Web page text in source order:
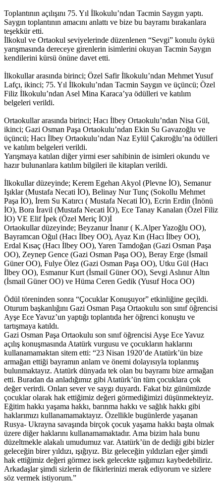
Toplantının açılışını 75. Yıl İlkokulu’ndan Tacmin Saygın yaptı.
Saygın toplantının amacını anlattı ve bize bu bayramı bırakanlara
teşekkür etti.
İlkokul ve Ortaokul seviyelerinde düzenlenen “Sevgi” konulu öykü
yarışmasında dereceye girenlerin isimlerini okuyan Tacmin Saygın
kendilerini kürsü önüne davet etti.
İlkokullar arasında birinci; Özel Safir İlkokulu’ndan Mehmet Yusuf
Lafçı, ikinci; 75. Yıl İlkokulu’ndan Tacmin Saygın ve üçüncü; Özel
Filiz İlkokulu’ndan Asel Mina Karaca’ya ödülleri ve katılım
belgeleri verildi.
Ortaokullar arasında birinci; Hacı İlbey Ortaokulu’ndan Nisa Gül,
ikinci; Gazi Osman Paşa Ortaokulu’ndan Ekin Su Gavazoğlu ve
üçüncü; Hacı İlbey Ortaokulu’ndan Naz Eylül Çakıroğlu’na ödülleri
ve katılım belgeleri verildi.
Yarışmaya katılan diğer yirmi eser sahibinin de isimleri okundu ve
hazır bulunanlara katılım bilgileri ile kitapları verildi.
İlkokullar düzeyinde; Kerem Egehan Akyol (Plevne İO), Semanur
Işıklar (Mustafa Necati İO), Belinay Nur Tunç (Sokollu Mehmet
Paşa İO), İrem Su Katırcı ( Mustafa Necati İO), Ecrin Erdin (İnönü
İO), Bora İravil (Mustafa Necati İO), Ece Tanay Kanalan (Özel Filiz
İO) VE Elif İpek (Özel Meriç İO)İ
Ortaokullar düzeyinde; Beyzanur İnanır ( K.Alper Yazoğlu OO),
Bayramcan Oğul (Hacı İlbey OO), Ayaz Kın (Hacı İlbey OO),
Erdal Kısaç (Hacı İlbey OO), Yaren Tamdoğan (Gazi Osman Paşa
OO), Zeynep Gence (Gazi Osman Paşa OO), Beray Erge (İsmail
Güner OO), Fulye Ölez (Gazi Osman Paşa OO), Utku Gül (Hacı
İlbey OO), Esmanur Kurt (İsmail Güner OO), Sevgi Aslınur Altın
(İsmail Güner OO) ve Hüma Ceren Gedik (Yusuf Hoca OO)
Ödül töreninden sonra “Çocuklar Konuşuyor” etkinliğine geçildi.
Oturum başkanlığını Gazi Osman Paşa Ortaokulu son sınıf öğrencisi
Ayşe Ece Yavuz’un yaptığı toplantıda her öğrenci konuştu ve
tartışmaya katıldı.
Gazi Osman Paşa Ortaokulu son sınıf öğrencisi Ayşe Ece Yavuz
açılış konuşmasında Atatürk vurgusu ve çocukların haklarını
kullanamamaktan sitem etti: “23 Nisan 1920’de Atatürk’ün bize
armağan ettiği bayramın anlam ve önemi dolayısıyla toplanmış
bulunmaktayız. Atatürk dünyada tek olan bu bayramı bize armağan
etti. Buradan da anladığımız gibi Atatürk’ün tüm çocuklara çok
değer verirdi. Onları sever ve saygı duyardı. Fakat biz günümüzde
çocuklar olarak hak ettiğimiz değeri görmediğimizi düşünmekteyiz.
Eğitim hakkı yaşama hakkı, barınma hakkı ve sağlık hakkı gibi
haklarımızı kullanamamaktayız. Özellikle bugünlerde yaşanan
Rusya- Ukrayna savaşında birçok çocuk yaşama hakkı başta olmak
üzere diğer haklarını kullanamamaktadır. Ama bizim hala bunu
düzeltmekle alakalı umudumuz var. Atatürk’ün de dediği gibi bizler
geleceğin birer yıldızı, ışığıyız. Biz geleceğin yıldızları eğer şimdi
hak ettiğimiz değeri görmez isek gelecekte ışığımızı kaybedebiliriz.
Arkadaşlar şimdi sizlerin de fikirlerinizi merak ediyorum ve sizlere
söz vermek istiyorum.”